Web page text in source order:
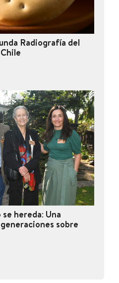
Radiografía del
hereda: Una
sobre